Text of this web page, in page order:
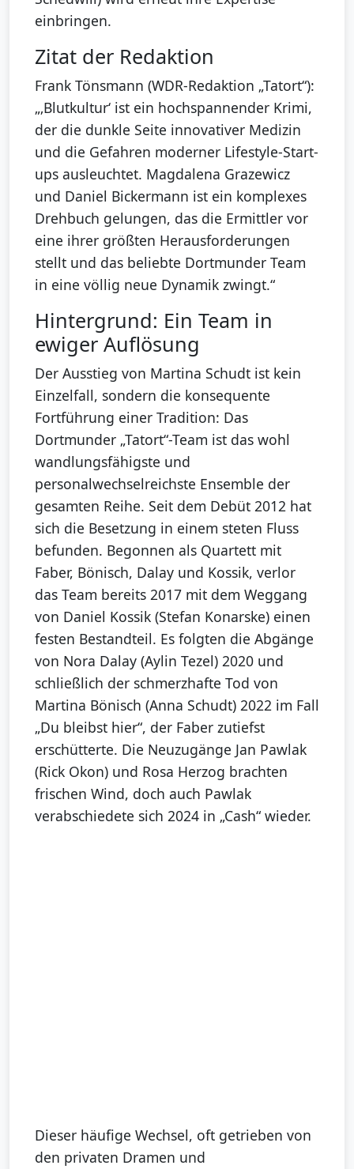
einbringen.
Zitat der Redaktion
Frank Tönsmann (WDR-Redaktion „Tatort“):
„‚Blutkultur‘ ist ein hochspannender Krimi,
der die dunkle Seite innovativer Medizin
und die Gefahren moderner Lifestyle-Start-
ups ausleuchtet. Magdalena Grazewicz
und Daniel Bickermann ist ein komplexes
Drehbuch gelungen, das die Ermittler vor
eine ihrer größten Herausforderungen
stellt und das beliebte Dortmunder Team
in eine völlig neue Dynamik zwingt.“
Hintergrund: Ein Team in
ewiger Auflösung
Der Ausstieg von Martina Schudt ist kein
Einzelfall, sondern die konsequente
Fortführung einer Tradition: Das
Dortmunder „Tatort“-Team ist das wohl
wandlungsfähigste und
personalwechselreichste Ensemble der
gesamten Reihe. Seit dem Debüt 2012 hat
sich die Besetzung in einem steten Fluss
befunden. Begonnen als Quartett mit
Faber, Bönisch, Dalay und Kossik, verlor
das Team bereits 2017 mit dem Weggang
von Daniel Kossik (Stefan Konarske) einen
festen Bestandteil. Es folgten die Abgänge
von Nora Dalay (Aylin Tezel) 2020 und
schließlich der schmerzhafte Tod von
Martina Bönisch (Anna Schudt) 2022 im Fall
„Du bleibst hier“, der Faber zutiefst
erschütterte. Die Neuzugänge Jan Pawlak
(Rick Okon) und Rosa Herzog brachten
frischen Wind, doch auch Pawlak
verabschiedete sich 2024 in „Cash“ wieder.
Dieser häufige Wechsel, oft getrieben von
den privaten Dramen und